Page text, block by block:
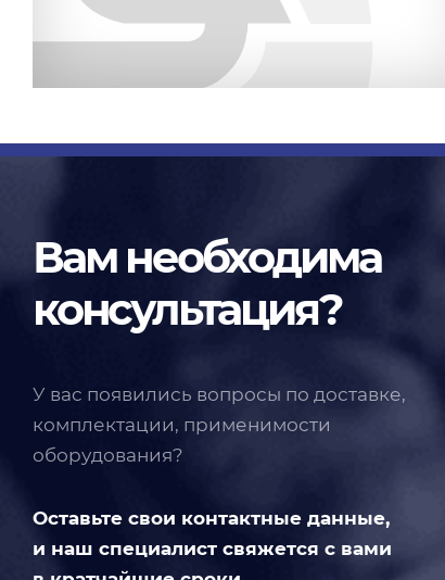
Вам необходима
консультация?
У вас появились вопросы по доставке,
комплектации, применимости
оборудования?
Оставьте свои контактные данные,
и наш специалист свяжется с вами